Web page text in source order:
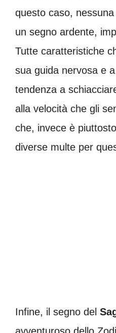
questo caso,
un segno ardente,
Tutte caratteristiche
sua guida nervosa e
tendenza a
alla velocità che gli
che, invece è
diverse multe per
Infine, il segno del